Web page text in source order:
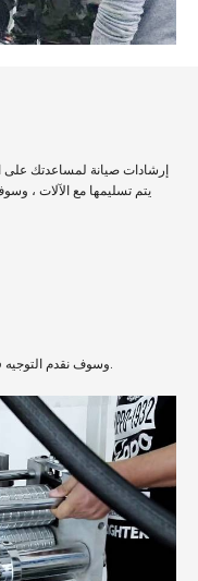
يتم تسليمها مع الآلات ،